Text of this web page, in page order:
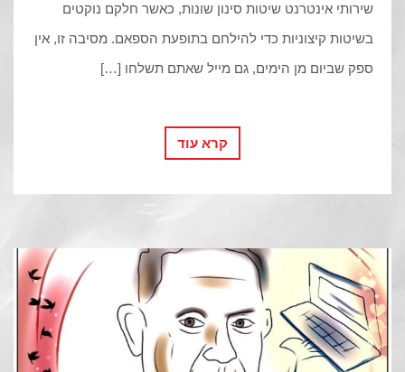
שירותי אינטרנט שיטות סינון שונות, כאשר חלקם נוקטים
בשיטות קיצוניות כדי להילחם בתופעת הספאם. מסיבה זו, אין
ספק שביום מן הימים, גם מייל שאתם תשלחו […]
קרא עוד